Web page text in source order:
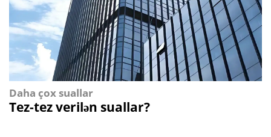
Daha çox suallar
Tez-tez verilən suallar?